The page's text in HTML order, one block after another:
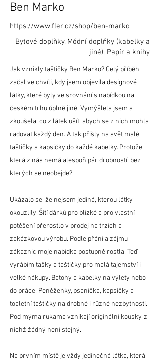
Ben Marko
https://www.fler.cz/shop/ben-marko
Bytové doplňky, Módní doplňky (kabelky a
jiné), Papír a knihy
Jak vznikly taštičky Ben Marko? Celý příběh
začal ve chvíli, kdy jsem objevila designové
látky, které byly ve srovnání s nabídkou na
českém trhu úplně jiné. Vymýšlela jsem a
zkoušela, co z látek ušít, abych se z nich mohla
radovat každý den. A tak přišly na svět malé
taštičky a kapsičky do každé kabelky. Protože
která z nás nemá alespoň pár drobností, bez
kterých se neobejde?
Ukázalo se, že nejsem jediná, kterou látky
okouzlily. Šití dárků pro blízké a pro vlastní
potěšení přerostlo v prodej na trzích a
zakázkovou výrobu. Podle přání a zájmu
zákaznic moje nabídka postupně rostla. Teď
vyrábím tašky a taštičky pro malá tajemství i
velké nákupy. Batohy a kabelky na výlety nebo
do práce. Peněženky, psaníčka, kapsičky a
toaletní taštičky na drobné i různé nezbytnosti.
Pod mýma rukama vznikají originální kousky, z
nichž žádný není stejný.
Na prvním místě je vždy jedinečná látka, která